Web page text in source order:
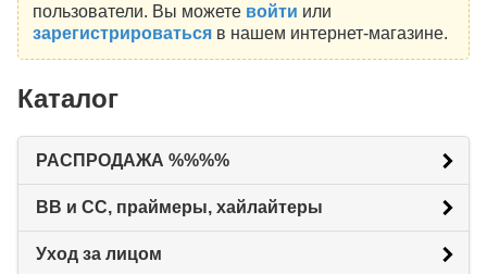
пользователи. Вы можете войти или
зарегистрироватьсяв нашем интернет-магазине.
Каталог
РАСПРОДАЖА %%%%
BB и CC, праймеры, хайлайтеры
Уход за лицом